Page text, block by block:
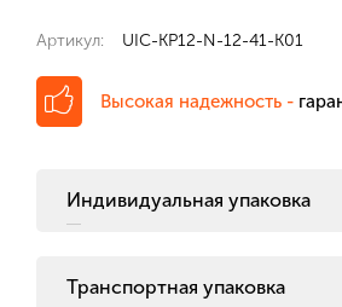
Артикул: UIC-KP12-N-12-41-K01
Высокая надежность -
Индивидуальная упаковка
Транспортная упаковка